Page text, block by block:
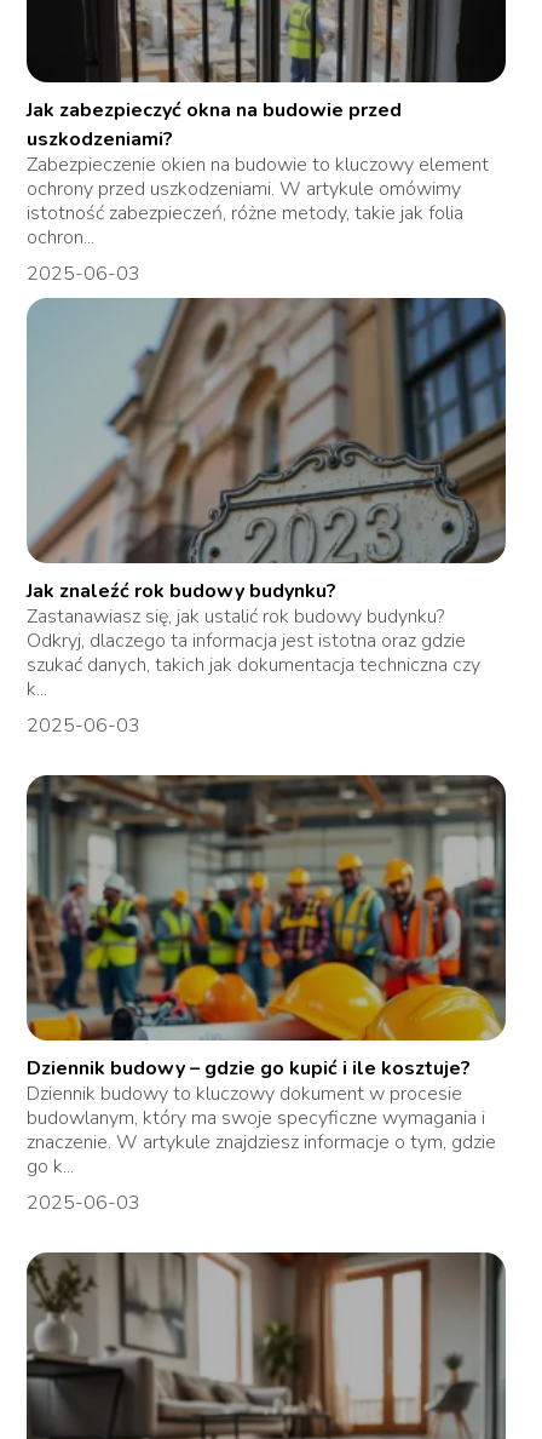
Jak zabezpieczyć okna na budowie przed
uszkodzeniami?
Zabezpieczenie okien na budowie to kluczowy element
ochrony przed uszkodzeniami. W artykule omówimy
istotność zabezpieczeń, różne metody, takie jak folia
ochron...
2025-06-03
Jak znaleźć rok budowy budynku?
Zastanawiasz się, jak ustalić rok budowy budynku?
Odkryj, dlaczego ta informacja jest istotna oraz gdzie
szukać danych, takich jak dokumentacja techniczna czy
k...
2025-06-03
Dziennik budowy – gdzie go kupić i ile kosztuje?
Dziennik budowy to kluczowy dokument w procesie
budowlanym, który ma swoje specyficzne wymagania i
znaczenie. W artykule znajdziesz informacje o tym, gdzie
go k...
2025-06-03